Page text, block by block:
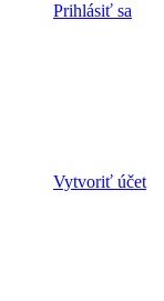
Prihlásiť sa
Vytvoriť účet